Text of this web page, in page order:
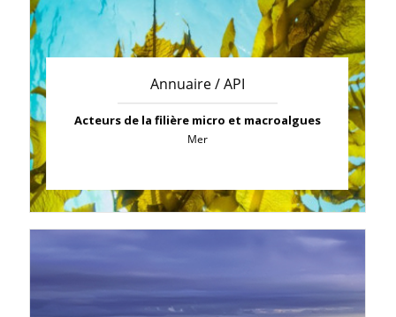
Annuaire / API
Acteurs de la filière micro et macroalgues
Mer